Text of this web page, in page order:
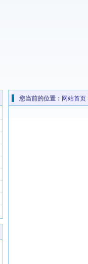
您当前的位置： 网站首页